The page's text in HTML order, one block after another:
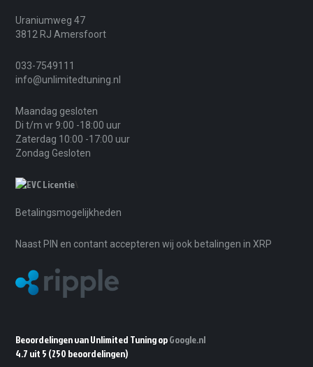
Uraniumweg 47
3812 RJ Amersfoort
033-7549111
info@unlimitedtuning.nl
Maandag gesloten
Di t/m vr 9:00 -18:00 uur
Zaterdag 10:00 -17:00 uur
Zondag Gesloten
Betalingsmogelijkheden
Naast PIN en contant accepteren wij ook betalingen in XRP
Beoordelingen van Unlimited Tuning opGoogle.nl
4.7 uit 5 (250 beoordelingen)